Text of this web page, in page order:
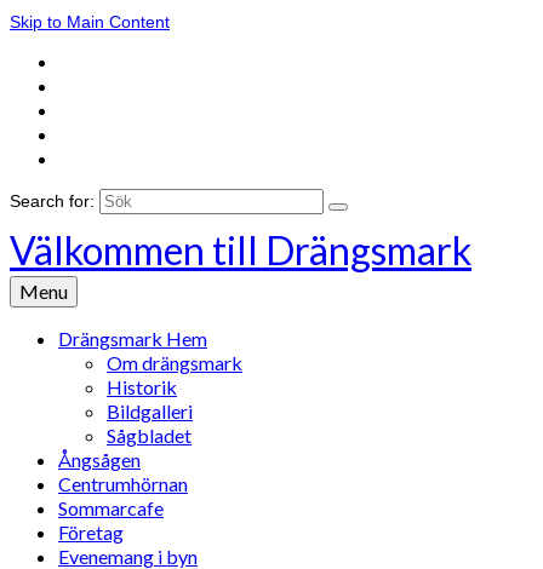
Skip to Main Content
Search for:
Välkommen till Drängsmark
Menu
Drängsmark Hem
Om drängsmark
Historik
Bildgalleri
Sågbladet
Ångsågen
Centrumhörnan
Sommarcafe
Företag
Evenemang i byn